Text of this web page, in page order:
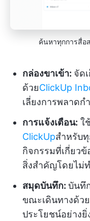
ค้นหาทุกการสื่อ
กล่องขาเข้า: จัด
ด้วยClickUp
เลี่ยงการพลาด
การแจ้งเตือน: ใ
ClickUpสำหรับ
กิจกรรมที่เกี่ยว
สิ่งสำคัญโดยไม่
สมุดบันทึก: บันทึ
ขณะเดินทางด้วย
ประโยชน์อย่าง